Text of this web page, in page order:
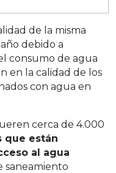
de la misma
debido a
consumo de agua
en la calidad de los
con agua en
cerca de 4.000
que están
al agua
saneamiento